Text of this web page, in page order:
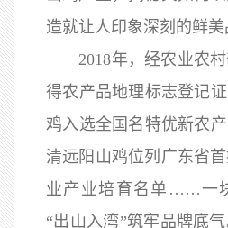
造就让人印象深刻的鲜美
2018年，经农业农村
得农产品地理标志登记
鸡入选全国名特优新农产
清远阳山鸡位列广东省
业产业培育名单……一
“出山入湾”筑牢品牌底